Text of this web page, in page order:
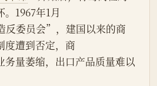
1967年1月
反委员会”，建国以来的商
度遭到否定，商
务量萎缩，出口产品质量难以